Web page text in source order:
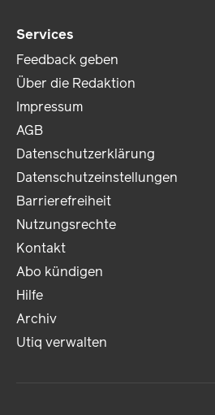
Services
Feedback geben
Über die Redaktion
Impressum
AGB
Datenschutzerklärung
Datenschutzeinstellungen
Barrierefreiheit
Nutzungsrechte
Kontakt
Abo kündigen
Hilfe
Archiv
Utiq verwalten